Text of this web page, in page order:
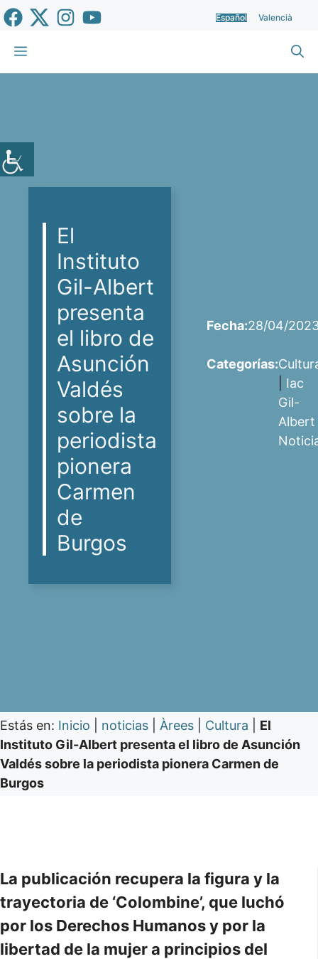
Saltar
al
contenido
Español Valencià
Menú
El
Instituto
Gil-Albert
presenta
el libro de
Asunción
Valdés
sobre la
periodista
pionera
Carmen
de
Burgos
Fecha:28/04/
Categorías:
Iac
Gil-
Albert
Estás en: Inicio noticias Àrees Cultura
El
Instituto Gil-Albert presenta el libro de Asunción
Valdés sobre la periodista pionera Carmen de
Burgos
La publicación recupera la figura y la
trayectoria de ‘Colombine’, que luchó
por los Derechos Humanos y por la
libertad de la mujer a principios del